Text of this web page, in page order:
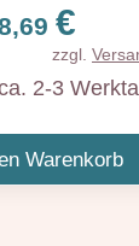
€
zzgl.
2-3
Warenkorb